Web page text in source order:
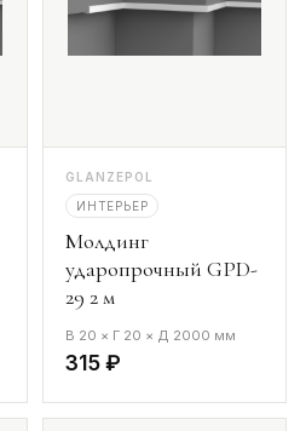
GLANZEPOL
ИНТЕРЬЕР
Молдинг
ударопрочный GPD-
29 2 м
В 20 × Г 20 × Д 2000 мм
315 ₽